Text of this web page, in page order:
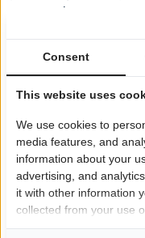
voorraad en oog
oplossing op maat.
eerste gesprek tot de
Meer informatie:A&A
Pagina delen op:
Consent
This website uses
We use cookies to
media features, and
information about your
advertising, and
it with other information
collected from your use